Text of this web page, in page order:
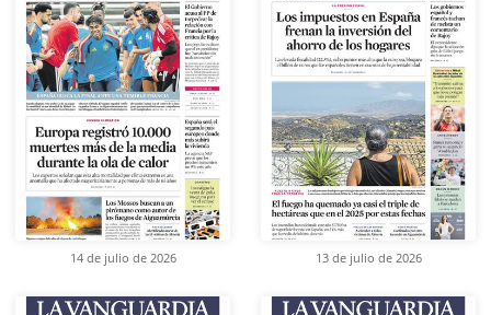
14 de julio de 2026 13 de julio de 2026